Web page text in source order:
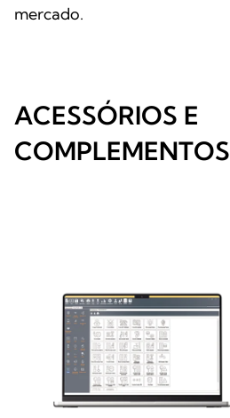
mercado.
ACESSÓRIOS E
COMPLEMENTOS